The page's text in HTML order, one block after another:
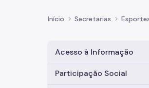
Início Secretarias
Acesso à Informação
Participação Social